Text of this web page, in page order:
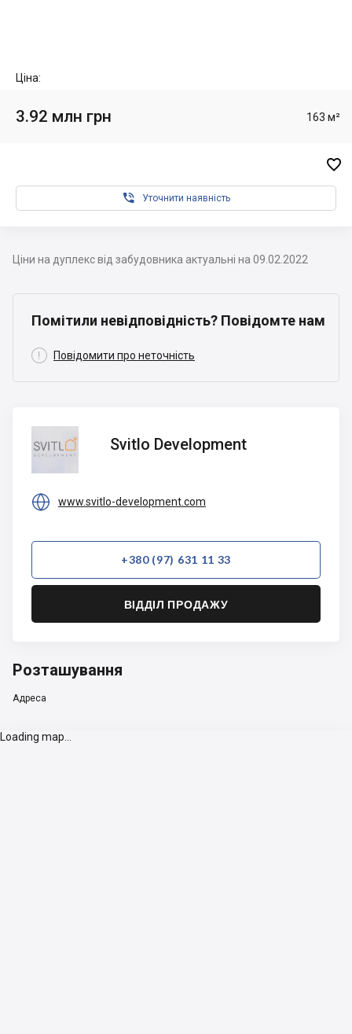
Ціна:
3.92 млн грн 163 м²

 Уточнити наявність
Ціни на дуплекс від забудовника актуальні на 09.02.2022
Помітили невідповідність? Повідомте нам
 Повідомити про неточність
Development
Svitlo Development
 www.svitlo-development.com
+380 (97) 631 11 33
ВІДДІЛ ПРОДАЖУ
Розташування
Адреса
Loading map...